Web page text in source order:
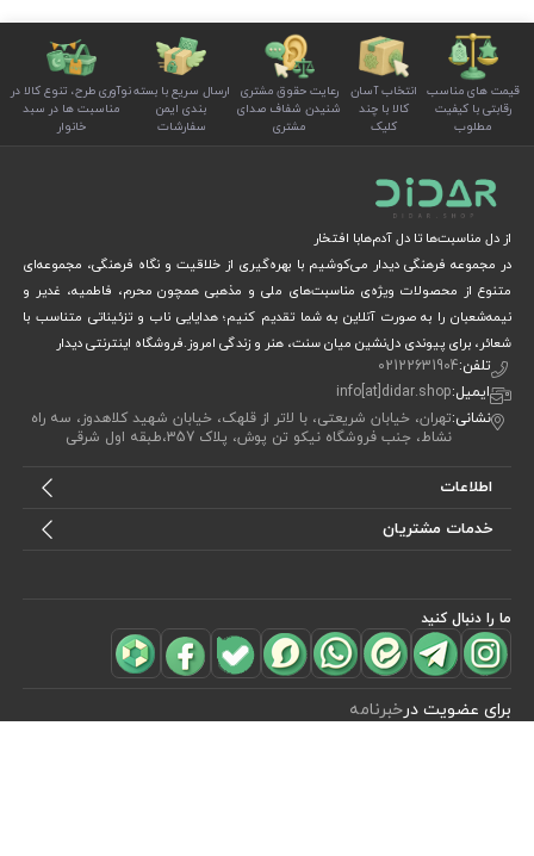
مشاهده محصولات(0)
قیمت های مناسب
رقابتی با کیفیت
مطلوب
انتخاب آسان
کالا با چند
کلیک
رعایت حقوق مشتری
شنیدن شفاف صدای
مشتری
ارسال سریع با بسته
بندی ایمن
سفارشات
نوآوری طرح، تنوع کالا در
مناسبت ها در سبد
خانوار
از دل مناسبت‌ها تا دل آدم‌هابا افتخار
در مجموعه فرهنگی دیدار می‌کوشیم با بهره‌گیری از خلاقیت و نگاه فرهنگی، مجموعه‌ای
متنوع از محصولات ویژه‌ی مناسبت‌های ملی و مذهبی همچون محرم، فاطمیه، غدیر و
نیمه‌شعبان را به صورت آنلاین به شما تقدیم کنیم؛ هدایایی ناب و تزئیناتی متناسب با
شعائر، برای پیوندی دل‌نشین میان سنت، هنر و زندگی امروز.فروشگاه اینترنتی دیدار
تلفن:02122631904
ایمیل:info[at]didar.shop
نشانی:تهران، خیابان شریعتی، با لاتر از قلهک، خیابان شهید کلاهدوز، سه راه
نشاط، جنب فروشگاه نیکو تن پوش، پلاک 357،طبقه اول شرقی
اطلاعات
خدمات مشتریان
ما را دنبال کنید
برای عضویت درخبرنامه